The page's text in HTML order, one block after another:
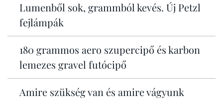
Lumenből sok, grammból kevés. Új Petzl
fejlámpák
180 grammos aero szupercipő és karbon
lemezes gravel futócipő
Amire szükség van és amire vágyunk